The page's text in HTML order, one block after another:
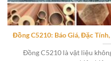
Đồng C5210: Báo Giá, Đặc
Đồng C5210 là vật liệu